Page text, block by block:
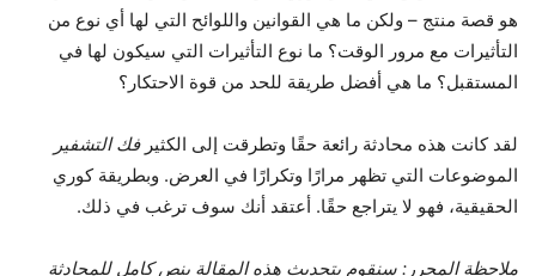
هو قصة منتج – ولكن ما هي القوانين واللوائح التي لها أي نوع من
التأثيرات مع مرور الوقت؟ ما نوع التأثيرات التي سيكون لها في
المستقبل؟ ما هي أفضل طريقة للحد من قوة الاحتكار؟
لقد كانت هذه محادثة رائعة حقًا وتطرقت إلى الكثيرفك التشفير
الموضوعات التي تظهر مرارًا وتكرارًا في العرض. وبطريقة كوري
الحقيقية، فهو لا يتراجع حقًا. أعتقد أنك سوف ترغب في ذلك.
ملاحظة المحرر: سنقوم بتحديث هذه المقالة بنص كامل للمحادثة